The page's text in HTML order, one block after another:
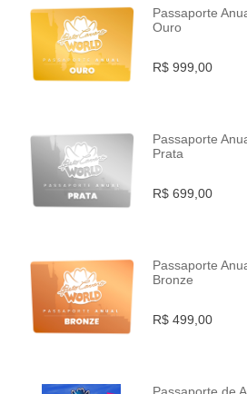
INFO
Passaporte
Ouro
R$ 999,00
INFO
Passaporte
Prata
R$ 699,00
INFO
Passaporte
Bronze
R$ 499,00